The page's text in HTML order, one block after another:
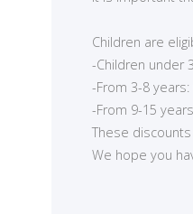
Children are
-Children under
-From 3-8
-From 9-15
These
We hope you